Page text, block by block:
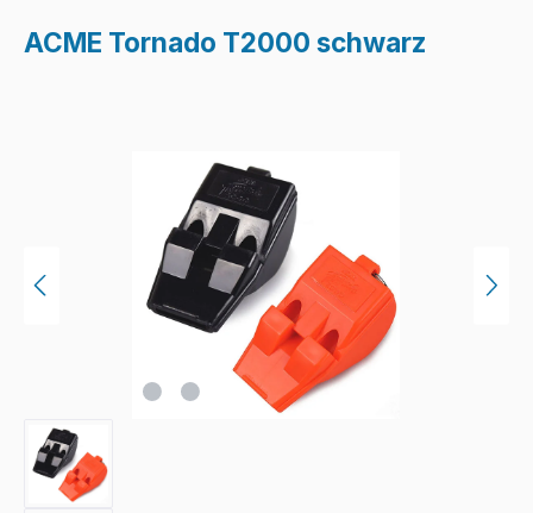
ACME Tornado T2000 schwarz
Bildergalerie überspringen